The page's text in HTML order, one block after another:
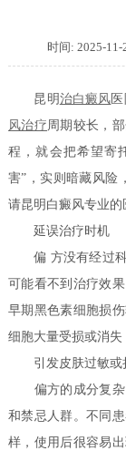
时间: 2025-11-
昆明治白癜风
风治疗周期较长，
程，就会把希望寄
害”，实则暗藏风险
请昆明白癜风专业
延误治疗时机
偏 方没有经过科
可能看不到治疗效
早期黑色素细胞损
细胞大量受损或消失
引发皮肤过敏或
偏方的成分复杂
和禁忌人群。不同
样，使用后很容易